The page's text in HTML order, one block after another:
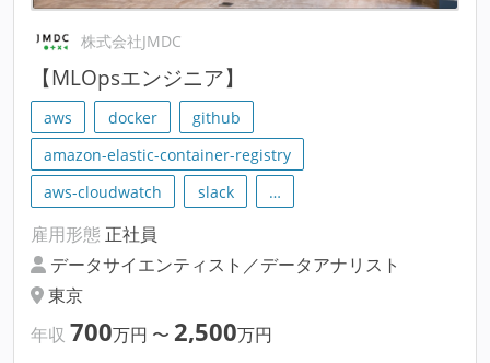
株式会社JMDC
【MLOpsエンジニア】
aws docker
github
amazon-elastic-container-registry
aws-cloudwatch
slack …
雇用形態 正社員
データサイエンティスト／データアナリスト
東京
年収 700万円 〜 2,500万円